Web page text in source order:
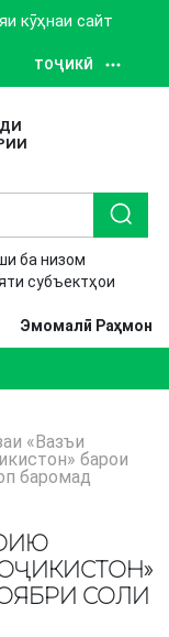
кӯҳнаи сайт
ТОҶИКӢ
ба низом
субъектҳои
Эмомалӣ Раҳмон
«Вазъи
барои
баромад
СОЛИ